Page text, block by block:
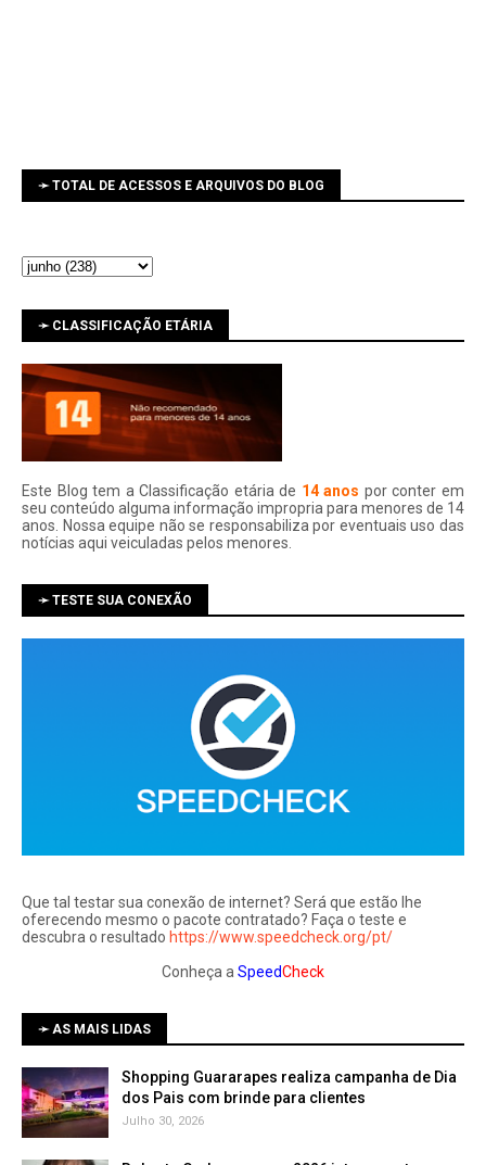
➛ TOTAL DE ACESSOS E ARQUIVOS DO BLOG
➛ CLASSIFICAÇÃO ETÁRIA
Este Blog tem a Classificação etária de 14 anos por conter em
seu conteúdo alguma informação impropria para menores de 14
anos. Nossa equipe não se responsabiliza por eventuais uso das
notí­cias aqui veiculadas pelos menores.
➛ TESTE SUA CONEXÃO
Que tal testar sua conexão de internet? Será que estão lhe
oferecendo mesmo o pacote contratado? Faça o teste e
descubra o resultado https://www.speedcheck.org/pt/
Conheça a SpeedCheck
➛ AS MAIS LIDAS
Shopping Guararapes realiza campanha de Dia
dos Pais com brinde para clientes
Julho 30, 2026